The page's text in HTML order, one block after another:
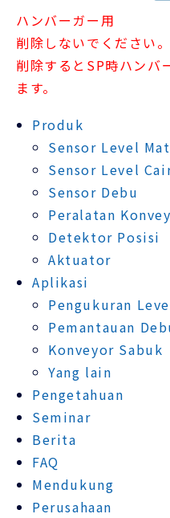
ハンバーガー用
削除しないでください。
削除するとSP時ハンバ
ます。
Produk
Sensor Level
Sensor Level
Sensor Debu
Peralatan
Detektor Posisi
Aktuator
Aplikasi
Pengukuran
Pemantauan
Konveyor Sabuk
Yang lain
Pengetahuan
Seminar
Berita
FAQ
Mendukung
Perusahaan